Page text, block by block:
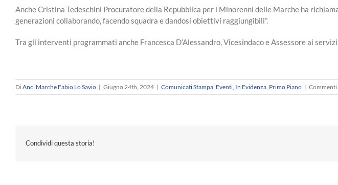
Anche Cristina Tedeschini Procuratore della Repubblica per i Minorenni delle Marche ha
generazioni collaborando, facendo squadra e dandosi obiettivi raggiungibili”.
Tra gli interventi programmati anche Francesca D’Alessandro, Vicesindaco e Assessore ai
DiAnci Marche Fabio Lo Savio | Giugno 24th, 2024 | Comunicati Stampa Eventi In Evidenza Primo Piano |
Condividi questa storia!